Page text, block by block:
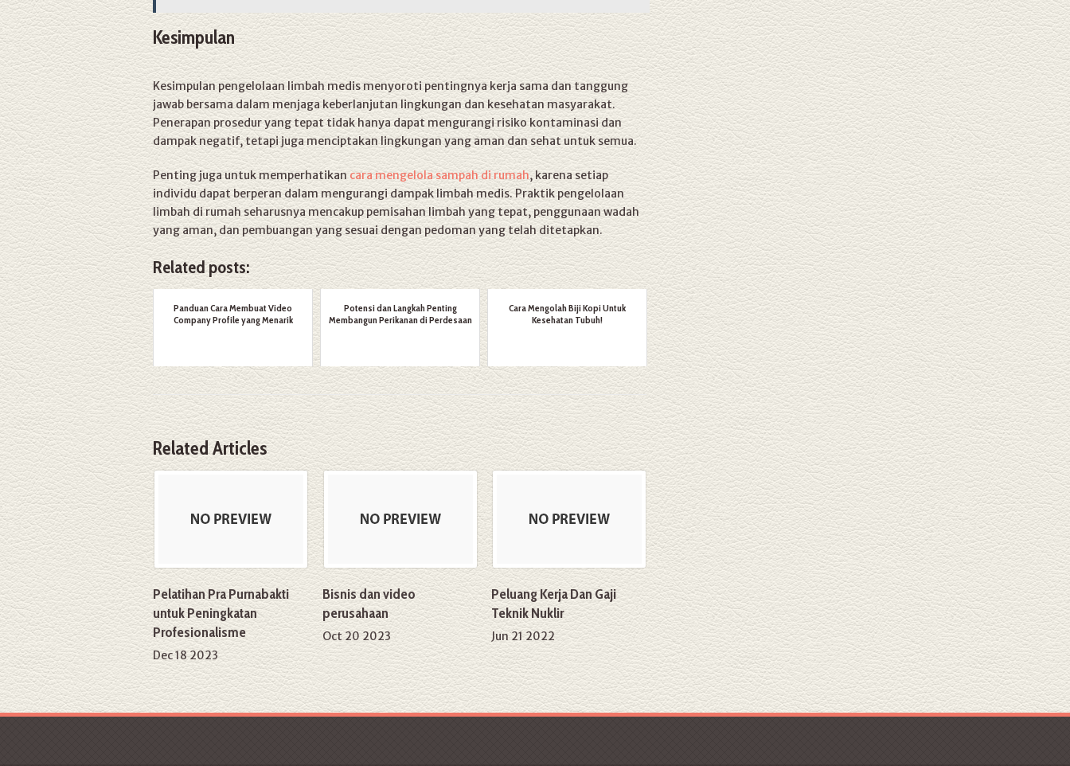
Kesimpulan
Kesimpulan pengelolaan limbah medis menyoroti pentingnya kerja sama dan tanggung
jawab bersama dalam menjaga keberlanjutan lingkungan dan kesehatan masyarakat.
Penerapan prosedur yang tepat tidak hanya dapat mengurangi risiko kontaminasi dan
dampak negatif, tetapi juga menciptakan lingkungan yang aman dan sehat untuk semua.
Penting juga untuk memperhatikan cara mengelola sampah di rumah, karena setiap
individu dapat berperan dalam mengurangi dampak limbah medis. Praktik pengelolaan
limbah di rumah seharusnya mencakup pemisahan limbah yang tepat, penggunaan wadah
yang aman, dan pembuangan yang sesuai dengan pedoman yang telah ditetapkan.
Related posts:
Panduan Cara Membuat Video
Company Profile yang Menarik
Potensi dan Langkah Penting
Membangun Perikanan di Perdesaan
Cara Mengolah Biji Kopi Untuk
Kesehatan Tubuh!
Related Articles
Pelatihan Pra Purnabakti
untuk Peningkatan
Profesionalisme
Dec 18 2023
Bisnis dan video
perusahaan
Oct 20 2023
Peluang Kerja Dan Gaji
Teknik Nuklir
Jun 21 2022